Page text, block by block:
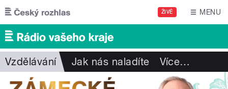
Přejít k hlavnímu obsahu
ŽIVĚ MENU
Vzdělávání Jak nás naladíte Více…